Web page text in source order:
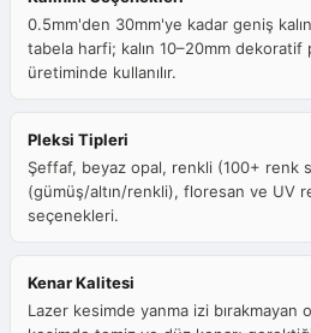
0.5mm'den 30mm'ye kadar geniş
tabela harfi; kalın 10–20mm dekoratif
üretiminde kullanılır.
Pleksi Tipleri
Şeffaf, beyaz opal, renkli (100+ renk
(gümüş/altın/renkli), floresan ve UV
seçenekleri.
Kenar Kalitesi
Lazer kesimde yanma izi bırakmayan